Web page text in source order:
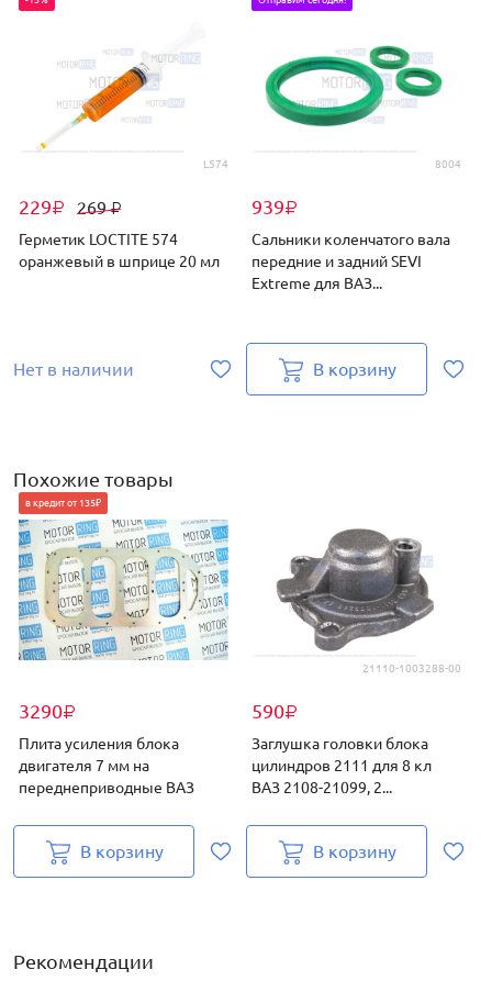
L574
229₽ 269₽
Герметик LOCTITE 574
оранжевый в шприце 20 мл
Нет в наличии
8004
939₽
Сальники коленчатого вала
передние и задний SEVI
Extreme для ВАЗ...
В корзину
Похожие товары
3290₽
в кредит от 135₽
Плита усиления блока
двигателя 7 мм на
переднеприводные ВАЗ
В корзину
21110-1003288-00
590₽
Заглушка головки блока
цилиндров 2111 для 8 кл
ВАЗ 2108-21099, 2...
В корзину
Рекомендации